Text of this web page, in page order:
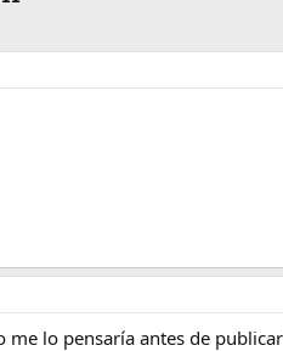
me lo pensaría antes de